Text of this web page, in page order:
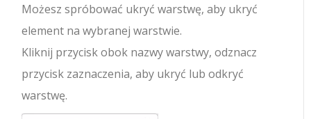
Możesz spróbować ukryć warstwę, aby ukryć
element na wybranej warstwie.
Kliknij przycisk obok nazwy warstwy, odznacz
przycisk zaznaczenia, aby ukryć lub odkryć
warstwę.